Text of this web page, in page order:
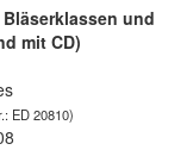
und
mit CD)
ED 20810)